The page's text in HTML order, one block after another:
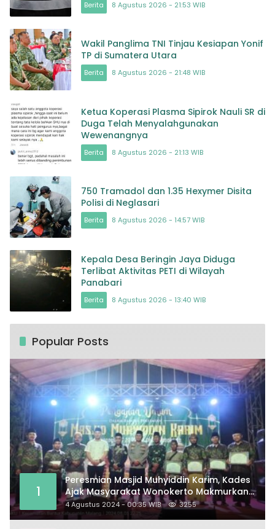
Berita 8 Agustus 2026 - 21:53 WIB
Wakil Panglima TNI Tinjau Kesiapan Yonif
TP di Sumatera Utara
Berita 8 Agustus 2026 - 21:48 WIB
Ketua Koperasi Plasma Sipirok Nauli SR di
Duga Telah Menyalahgunakan
Wewenangnya
Berita 8 Agustus 2026 - 21:13 WIB
750 Tramadol dan 1.35 Hexymer Disita
Polisi di Neglasari
Berita 8 Agustus 2026 - 14:57 WIB
Kepala Desa Beringin Jaya Diduga
Terlibat Aktivitas PETI di Wilayah
Panabari
Berita 8 Agustus 2026 - 13:40 WIB
Popular Posts
1
Peresmian Masjid Muhyiddin Karim, Kades
Ajak Masyarakat Wonokerto Makmurkan
Masjid
4 Agustus 2024 - 00:35 WIB 3255